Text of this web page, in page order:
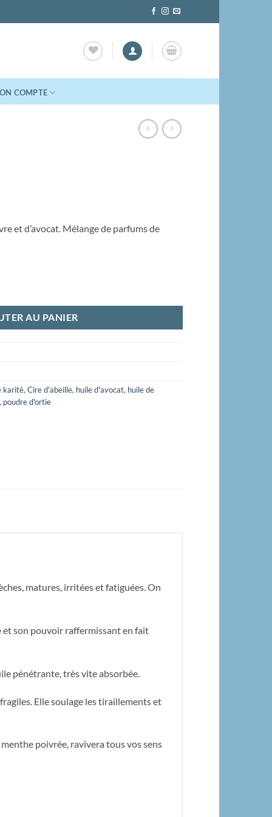
COMPTE
et d’avocat. Mélange de parfums de
AU PANIER
karité, Cire d'abeille, huile d'avocat, huile de
, poudre d'ortie
matures, irritées et fatiguées. On
et son pouvoir raffermissant en fait
pénétrante, très vite absorbée.
Elle soulage les tiraillements et
poivrée, ravivera tous vos sens